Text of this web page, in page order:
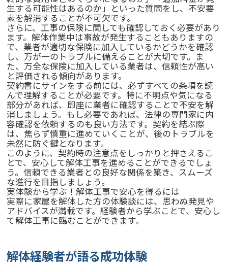
生する可能性はあるのか」といった質問をし、不安要
素を解消することが不可欠です。
さらに、工事の保険に関しても確認しておく必要があり
ます。解体作業中は事故が発生することもありますの
で、業者が適切な保険に加入しているかどうかを確認
し、万が一のトラブルに備えることが大切です。ま
た、万全な保険に加入している業者は、信頼性が高い
と評価される傾向があります。
契約書にサインをする前には、必ずすべての条項を読
んで理解することが必要です。特に不明点や気になる
部分があれば、即座に業者に確認することで不安を解
消しましょう。もし必要であれば、法律の専門家に内
容確認を依頼するのも良い方法です。契約を結ぶ際
は、焦らず慎重に進めていくことが、後のトラブルを
未然に防ぐ鍵となります。
このように、契約時の注意点をしっかりと押さえるこ
とで、安心して解体工事を進めることができるでしょ
う。信頼できる業者との良好な関係を築き、スムーズ
な進行を目指しましょう。
実体験から学ぶ！解体工事で安心を得るには
実際に家屋を解体した方の体験談には、思わぬ発見や
アドバイスが満載です。経験者から学ぶことで、安心し
て解体工事に臨むことができます。
解体経験者が語る成功体験